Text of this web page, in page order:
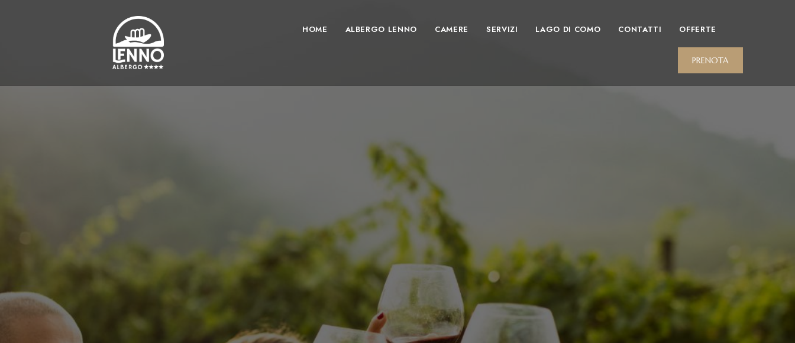
HOME ALBERGO LENNO CAMERE SERVIZI LAGO DI COMO CONTATTI OFFERTE
PRENOTA